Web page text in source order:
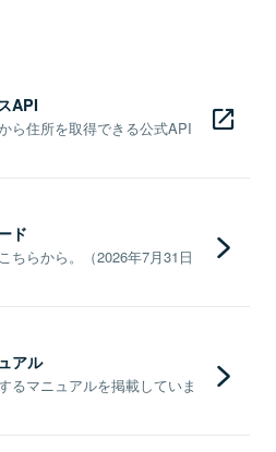
API
ら住所を取得できる公式API
ド
ちらから。（2026年7月31日
アル
るマニュアルを掲載していま